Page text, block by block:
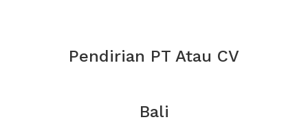
Pendirian PT Atau CV
Bali